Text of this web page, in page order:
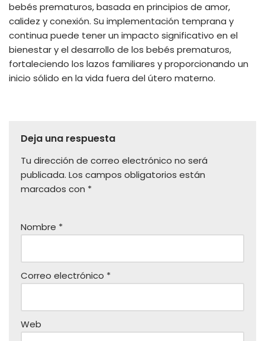
bebés prematuros, basada en principios de amor,
calidez y conexión. Su implementación temprana y
continua puede tener un impacto significativo en el
bienestar y el desarrollo de los bebés prematuros,
fortaleciendo los lazos familiares y proporcionando un
inicio sólido en la vida fuera del útero materno.
Deja una respuesta
Tu dirección de correo electrónico no será
publicada. Los campos obligatorios están
marcados con *
Nombre *
Correo electrónico *
Web